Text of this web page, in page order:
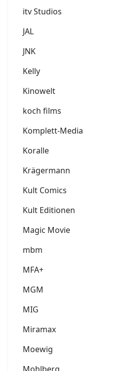
itv Studios
JAL
JNK
Kelly
Kinowelt
koch films
Komplett-Media
Koralle
Krägermann
Kult Comics
Kult Editionen
Magic Movie
mbm
MFA+
MGM
MIG
Miramax
Moewig